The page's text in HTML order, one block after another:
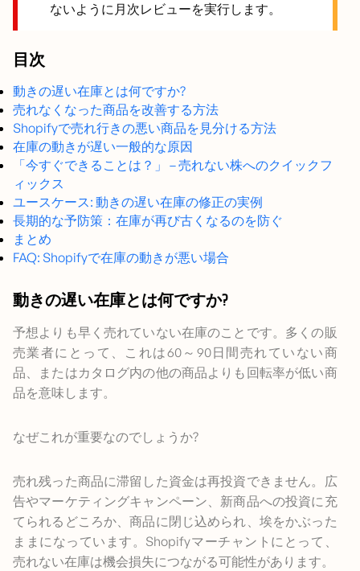
ないように月次レビューを実行します。
目次
動きの遅い在庫とは何ですか?
売れなくなった商品を改善する方法
Shopifyで売れ行きの悪い商品を見分ける方法
在庫の動きが遅い一般的な原因
「今すぐできることは？」 – 売れない株へのクイックフ
ィックス
ユースケース: 動きの遅い在庫の修正の実例
長期的な予防策：在庫が再び古くなるのを防ぐ
まとめ
FAQ: Shopifyで在庫の動きが悪い場合
動きの遅い在庫とは何ですか?
予想よりも早く売れていない在庫のことです。多くの販
売業者にとって、これは60～90日間売れていない商
品、またはカタログ内の他の商品よりも回転率が低い商
品を意味します。
なぜこれが重要なのでしょうか?
売れ残った商品に滞留した資金は再投資できません。広
告やマーケティングキャンペーン、新商品への投資に充
てられるどころか、商品に閉じ込められ、埃をかぶった
ままになっています。Shopifyマーチャントにとって、
売れない在庫は機会損失につながる可能性があります。